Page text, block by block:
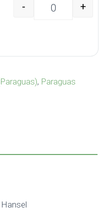
Bolsa Plegable para
- +
, Paraguas